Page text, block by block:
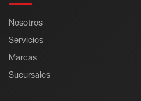
Nosotros
Servicios
Marcas
Sucursales